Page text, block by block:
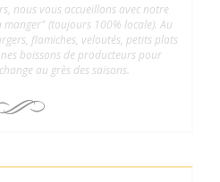
nous vous accueillons avec notre
(toujours 100% locale). Au
flamiches, veloutés, petits plats
boissons de producteurs pour
au grès des saisons.